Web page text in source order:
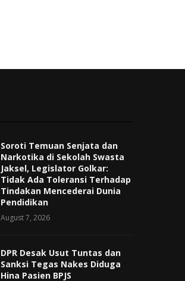
Soroti Temuan Senjata dan
Narkotika di Sekolah Swasta
Jaksel, Legislator Golkar:
Tidak Ada Toleransi Terhadap
Tindakan Mencederai Dunia
Pendidikan
August 7, 2026
DPR Desak Usut Tuntas dan
Sanksi Tegas Nakes Diduga
Hina Pasien BPJS